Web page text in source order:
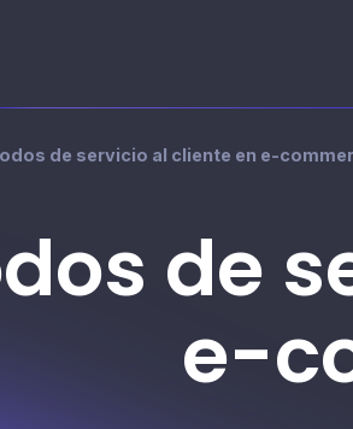
de servicio al cliente en e-
de
e-